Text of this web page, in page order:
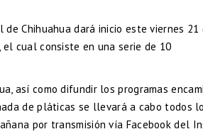
Chihuahua dará inicio este viernes 21
el cual consiste en una serie de 10
así como difundir los programas
de pláticas se llevará a cabo todos
por transmisión vía Facebook del